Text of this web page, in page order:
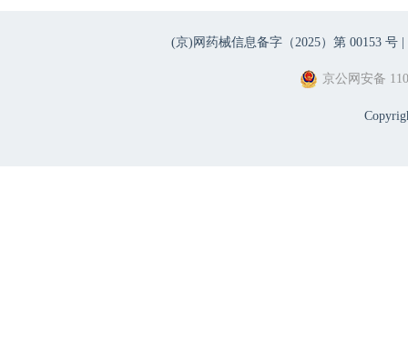
(京)网药械信息备字（2025）第 00153 号 |
京公网安备